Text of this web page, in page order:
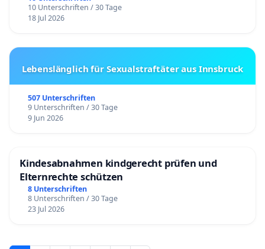
10 Unterschriften / 30 Tage
18 Jul 2026
Lebenslänglich für Sexualstraftäter aus Innsbruck
507 Unterschriften
9 Unterschriften / 30 Tage
9 Jun 2026
Kindesabnahmen kindgerecht prüfen und
Elternrechte schützen
8 Unterschriften
8 Unterschriften / 30 Tage
23 Jul 2026